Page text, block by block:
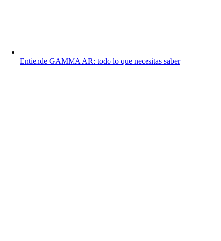
Entiende GAMMA AR: todo lo que necesitas saber